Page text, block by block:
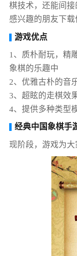
棋技术，还能间
感兴趣的朋友下载
游戏优点
1、质朴耐玩，精
象棋的乐趣中
2、优雅古朴的音
3、超眩的走棋效
4、提供多种类型
经典中国象棋手
现阶段，游戏为